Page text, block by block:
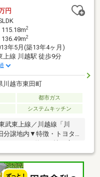
：車で約16分・高階小学
川越砂郵便局：徒歩4
円
115.18m2
136.49m2
年5月(築13年4ヶ月)
上線 川越駅 徒歩9分
川越市東田町
都市ガス
システムキッチン
武東上線／川越線「川
分譲地内▼特徴・トヨタ
ン、パントリー付・玄関
ッドデッキ有・駐車スペ
(LD部分)・食洗機・浴室